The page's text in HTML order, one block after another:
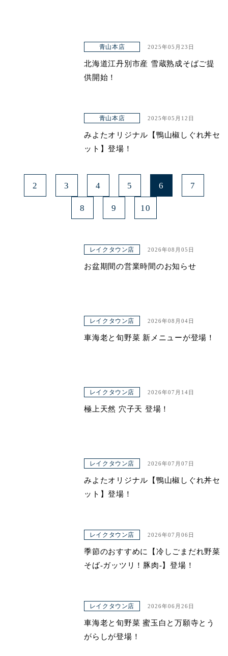
青山本店 2025年05月23日
北海道江丹別市産 雪蔵熟成そばご提
供開始！
青山本店 2025年05月12日
みよたオリジナル【鴨山椒しぐれ丼セ
ット】登場！
2 3 4 5 6 7
8 9 10
レイクタウン店 2026年08月05日
お盆期間の営業時間のお知らせ
レイクタウン店 2026年08月04日
車海老と旬野菜 新メニューが登場！
レイクタウン店 2026年07月14日
極上天然 穴子天 登場！
レイクタウン店 2026年07月07日
みよたオリジナル【鴨山椒しぐれ丼セ
ット】登場！
レイクタウン店 2026年07月06日
季節のおすすめに【冷しごまだれ野菜
そば-ガッツリ！豚肉-】登場！
レイクタウン店 2026年06月26日
車海老と旬野菜 蜜玉白と万願寺とう
がらしが登場！